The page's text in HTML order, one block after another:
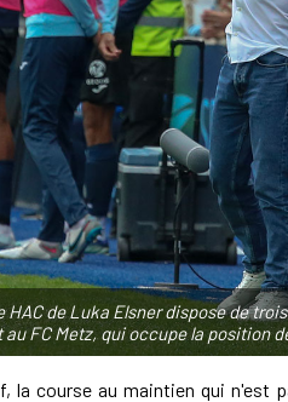
HAC de Luka Elsner dispose de
FC Metz, qui occupe la position
la course au maintien qui n'est